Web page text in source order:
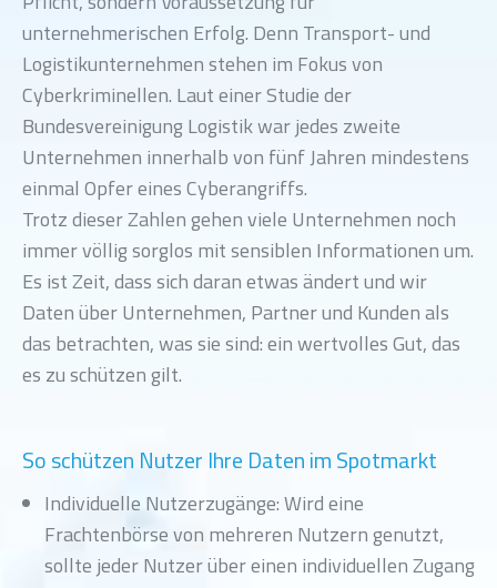
unternehmerischen Erfolg. Denn Transport- und
Logistikunternehmen stehen im Fokus von
Cyberkriminellen. Laut einer Studie der
Bundesvereinigung Logistik war jedes zweite
Unternehmen innerhalb von fünf Jahren mindestens
einmal Opfer eines Cyberangriffs.
Trotz dieser Zahlen gehen viele Unternehmen noch
immer völlig sorglos mit sensiblen Informationen um.
Es ist Zeit, dass sich daran etwas ändert und wir
Daten über Unternehmen, Partner und Kunden als
das betrachten, was sie sind: ein wertvolles Gut, das
es zu schützen gilt.
So schützen Nutzer Ihre Daten im Spotmarkt
Individuelle Nutzerzugänge: Wird eine
Frachtenbörse von mehreren Nutzern genutzt,
sollte jeder Nutzer über einen individuellen Zugang